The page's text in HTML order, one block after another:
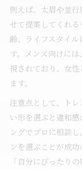
例えば、太眉や並
せて提案してくれ
齢、ライフスタイ
す。メンズ向けに
視されており、女
ます。
注意点として、ト
い形を選ぶと違和
ングでプロに相談
ンを選ぶことが成
「自分にぴったり